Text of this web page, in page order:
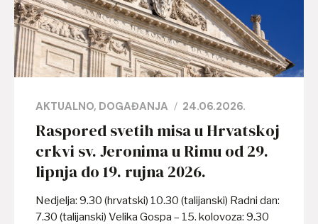
AKTUALNO DOGAĐANJA 24.06.2026.
Raspored svetih misa u Hrvatskoj
crkvi sv. Jeronima u Rimu od 29.
lipnja do 19. rujna 2026.
Nedjelja: 9.30 (hrvatski) 10.30 (talijanski) Radni dan:
7.30 (talijanski) Velika Gospa – 15. kolovoza: 9.30